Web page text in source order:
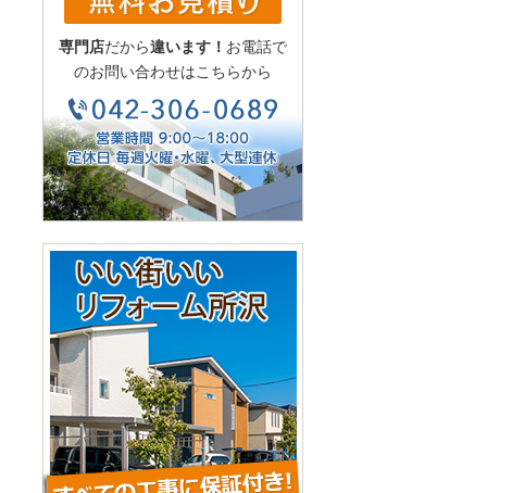
専門店だから違います！ お電話で
のお問い合わせはこちらから